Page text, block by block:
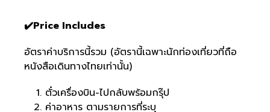
✔️Price Includes
อัตราค่าบริการนี้รวม (อัตรานี้เฉพาะนักท่องเที่ยวที่ถือ
หนังสือเดินทางไทยเท่านั้น)
ตั๋วเครื่องบิน-ไปกลับพร้อมกรุ๊ป
ค่าอาหาร ตามรายการที่ระบุ